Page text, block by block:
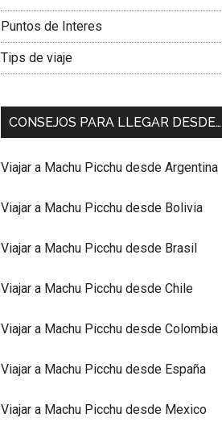
Puntos de Interes
Tips de viaje
CONSEJOS PARA LLEGAR DESDE…
Viajar a Machu Picchu desde Argentina
Viajar a Machu Picchu desde Bolivia
Viajar a Machu Picchu desde Brasil
Viajar a Machu Picchu desde Chile
Viajar a Machu Picchu desde Colombia
Viajar a Machu Picchu desde España
Viajar a Machu Picchu desde Mexico